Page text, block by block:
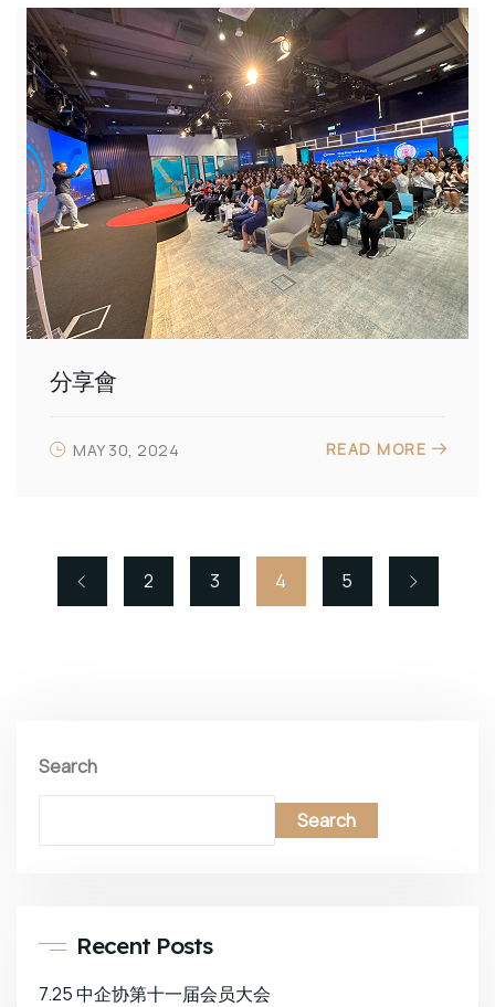
分享會
MAY 30, 2024 READ MORE
2 3 4 5
Search
Search
Recent Posts
7.25 中企协第十一届会员大会